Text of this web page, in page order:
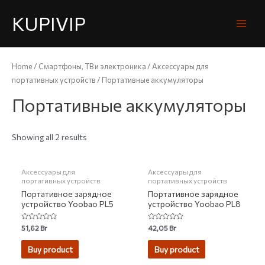
KUPIVIP
Home / Смартфоны, ТВ и электроника / Аксессуары для
портативных устройств / Портативные аккумуляторы
Портативные аккумуляторы
Showing all 2 results
НЕТ НА СКЛАДЕ
Аксессуары для
портативных устройств
Портативное зарядное
устройство Yoobao PL5
Rated
0
out
51,62Br
Buy product
Аксессуары для
портативных устройств
Портативное зарядное
устройство Yoobao PL8
Rated
0
out
42,05Br
Buy product